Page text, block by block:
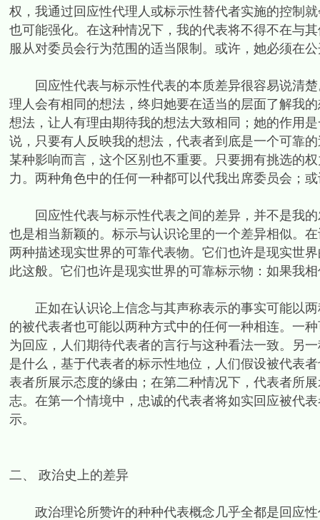
权，我通过回应性代理人或标示性替代者实施的控制
也可能强化。在这种情况下，我的代表将不得不在与
服从对委员会行为范围的适当限制。或许，她必须在
回应性代表与标示性代表的本质差异很容易说清楚
理人会有相同的想法，终归她要在适当的层面了解我
想法，让人有理由期待我的想法大致相同；她的作用
说，只要有人反映我的想法，代表者到底是一个可靠
某种影响而言，这个区别也不重要。只要拥有挑选的
力。两种角色中的任何一种都可以代我出席委员会；
回应性代表与标示性代表之间的差异，并不是我的
也是相当新颖的。标示与认识论里的一个差异相似。
两种描述现实世界的可靠代表物。它们也许是现实世
此这般。它们也许是现实世界的可靠标示物：如果我
正如在认识论上信念与其声称表示的事实可能以两
的被代表者也可能以两种方式中的任何一种相连。一
为回应，人们期待代表者的言行与这种看法一致。另
是什么，基于代表者的标示性地位，人们假设被代表
表者所展示态度的缘由；在第二种情况下，代表者所
志。在第一个情境中，忠诚的代表者将如实回应被代
示。
二、 政治史上的差异
政治理论所赞许的种种代表概念几乎全都是回应性